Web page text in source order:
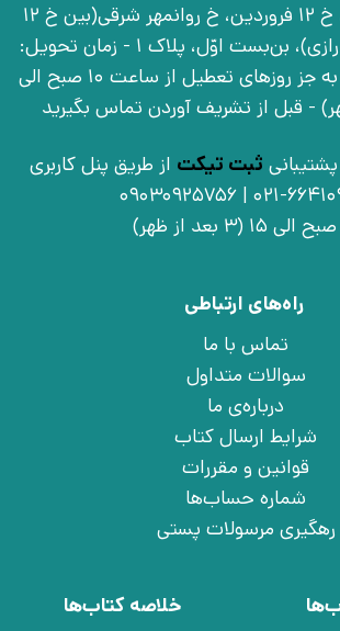
تهران، خ انقلاب، خ 12 فروردین، خ روانمهر شرقی(بین خ 12
فروردین و خ فخر رازی)، بن‌بست اوّل، پلاک 1 - زمان تحویل:
شنبه تا چهارشنبه به جز روزهای تعطیل از ساعت 10 صبح الی
ثبت تیکت از طریق پنل کاربری
راه‌های ارتباطی
تماس با ما
سوالات متداول
درباره‌ی ما
شرایط ارسال کتاب
قوانین و مقررات
شماره حساب‌ها
رهگیری مرسولات پستی
خلاصه کتاب‌ها